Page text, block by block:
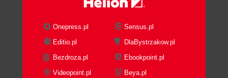
Onepress.pl
Sensus.pl
Editio.pl
DlaBystrzakow.pl
Bezdroza.pl
Ebookpoint.pl
Videopoint.pl
Beya.pl